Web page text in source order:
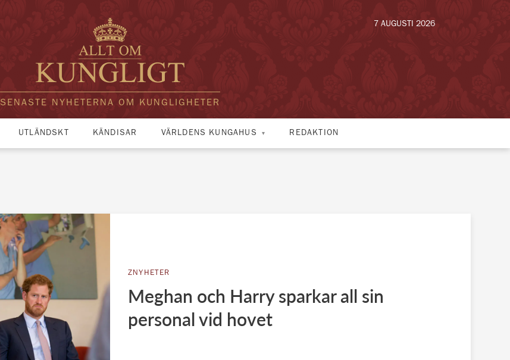
SENASTE NYHETERNA OM KUNGLIGHETER
7 AUGUSTI 2026
UTLÄNDSKT KÄNDISAR VÄRLDENS KUNGAHUS REDAKTION
ZNYHETER
Meghan och Harry sparkar all sin
personal vid hovet